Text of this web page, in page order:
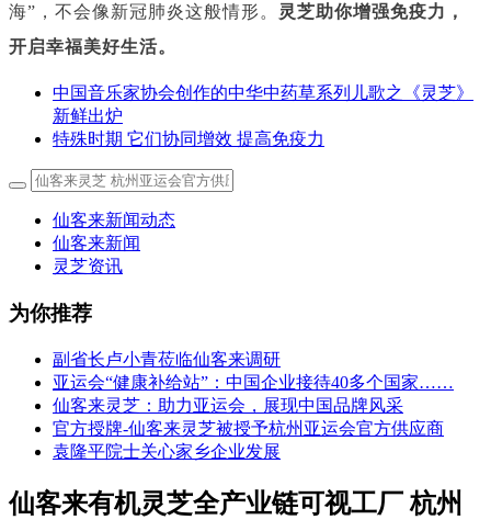
海”，不会像新冠肺炎这般情形。
灵芝助你增强免疫力，
开启幸福美好生活。
中国音乐家协会创作的中华中药草系列儿歌之《灵芝》
新鲜出炉
特殊时期 它们协同增效 提高免疫力
仙客来新闻动态
仙客来新闻
灵芝资讯
为你推荐
副省长卢小青莅临仙客来调研
亚运会“健康补给站”：中国企业接待40多个国家……
仙客来灵芝：助力亚运会，展现中国品牌风采
官方授牌-仙客来灵芝被授予杭州亚运会官方供应商
袁隆平院士关心家乡企业发展
仙客来有机灵芝全产业链可视工厂 杭州